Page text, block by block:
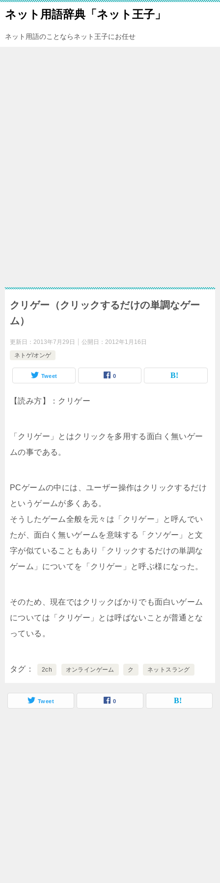
ネット用語辞典「ネット王子」
ネット用語のことならネット王子にお任せ
クリゲー（クリックするだけの単調なゲー
ム）
更新日： 2013年7月29日 公開日： 2012年1月16日
ネトゲ/オンゲ
Tweet 0
【読み方】：クリゲー
「クリゲー」とはクリックを多用する面白く無いゲー
ムの事である。
PCゲームの中には、ユーザー操作はクリックするだけ
というゲームが多くある。
そうしたゲーム全般を元々は「クリゲー」と呼んでい
たが、面白く無いゲームを意味する「クソゲー」と文
字が似ていることもあり「クリックするだけの単調な
ゲーム」についてを「クリゲー」と呼ぶ様になった。
そのため、現在ではクリックばかりでも面白いゲーム
については「クリゲー」とは呼ばないことが普通とな
っている。
タグ 2ch オンラインゲーム ク ネットスラング
Tweet 0